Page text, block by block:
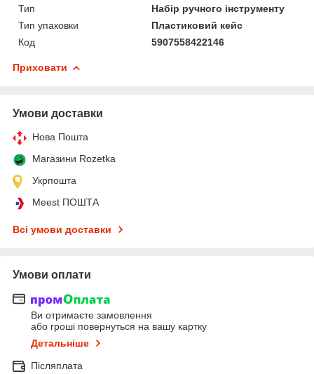
Тип
Набір ручного інструменту
Тип упаковки
Пластиковий кейс
Код
5907558422146
Приховати
Умови доставки
Нова Пошта
Магазини Rozetka
Укрпошта
Meest ПОШТА
Всі умови доставки
Умови оплати
Ви отримаєте замовлення
або гроші повернуться на вашу картку
Детальніше
Післяплата